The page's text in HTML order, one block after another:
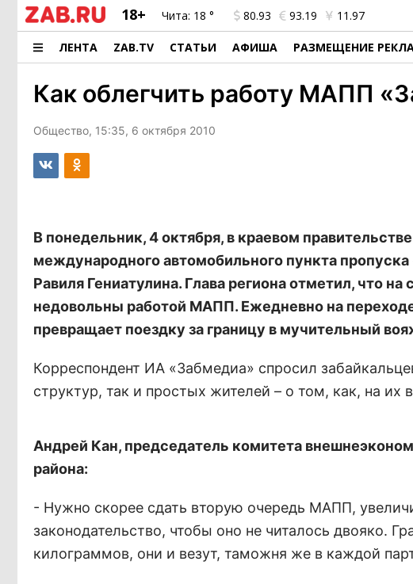
18+ Чита: 18 ° 80.93 93.19 11.97
ЛЕНТА ZAB.TV СТАТЬИ АФИША РАЗМЕЩЕНИЕ
Как облегчить работу МАПП
Общество, 15:35, 6 октября 2010
В понедельник, 4 октября, в краевом
международного автомобильного пункта
Равиля Гениатулина. Глава региона отметил, что
недовольны работой МАПП. Ежедневно на
превращает поездку за границу в мучительный
Корреспондент ИА «Забмедиа» спросил
структур, так и простых жителей – о том, как, на их
Андрей Кан, председатель комитета
района:
- Нужно скорее сдать вторую очередь МАПП,
законодательство, чтобы оно не читалось двояко.
килограммов, они и везут, таможня же в каждой